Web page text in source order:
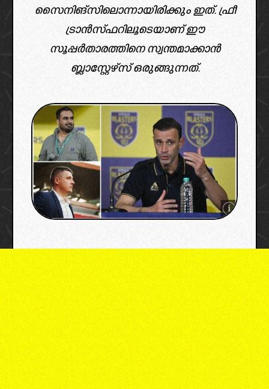
സൈനിങ്സിലൊന്നായിരിക്കും ഇത്. ഫ്രീ
ട്രാൻസ്ഫറിലൂടെയാണ് ഈ
സൂപ്പർതാരത്തിനെ സ്വന്തമാക്കാൻ
ബ്ലാസ്റ്റേഴ്‌സ് ഒരുങ്ങുന്നത്.